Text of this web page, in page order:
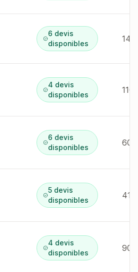
6 devis
disponibles
4 devis
disponibles
110
6 devis
disponibles
60
5 devis
disponibles
4 devis
disponibles
90